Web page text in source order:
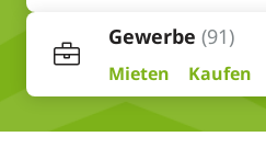
Gewerbe (91)
Mieten Kaufen